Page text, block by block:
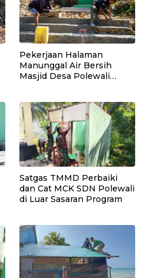
Pekerjaan Halaman
Manunggal Air Bersih
Masjid Desa Polewali
Satgas TMMD Perbaiki
dan Cat MCK SDN Polewali
di Luar Sasaran Program